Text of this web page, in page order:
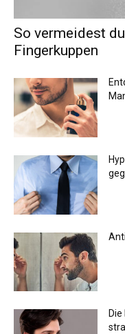
So vermeidest
Fingerkuppen